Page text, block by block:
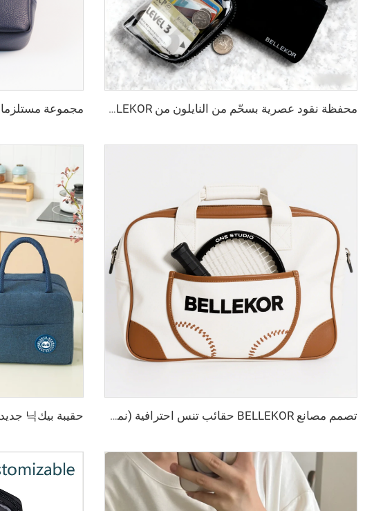
محفظة نقود عصرية بسحّم من النايلون من BELLEKOR
تصمم مصانع BELLEKOR حقائب تنس احترافية (نمط كتفين متعدد الوظائف)